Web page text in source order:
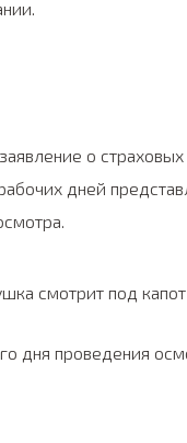
о страховых
дней
дня проведения